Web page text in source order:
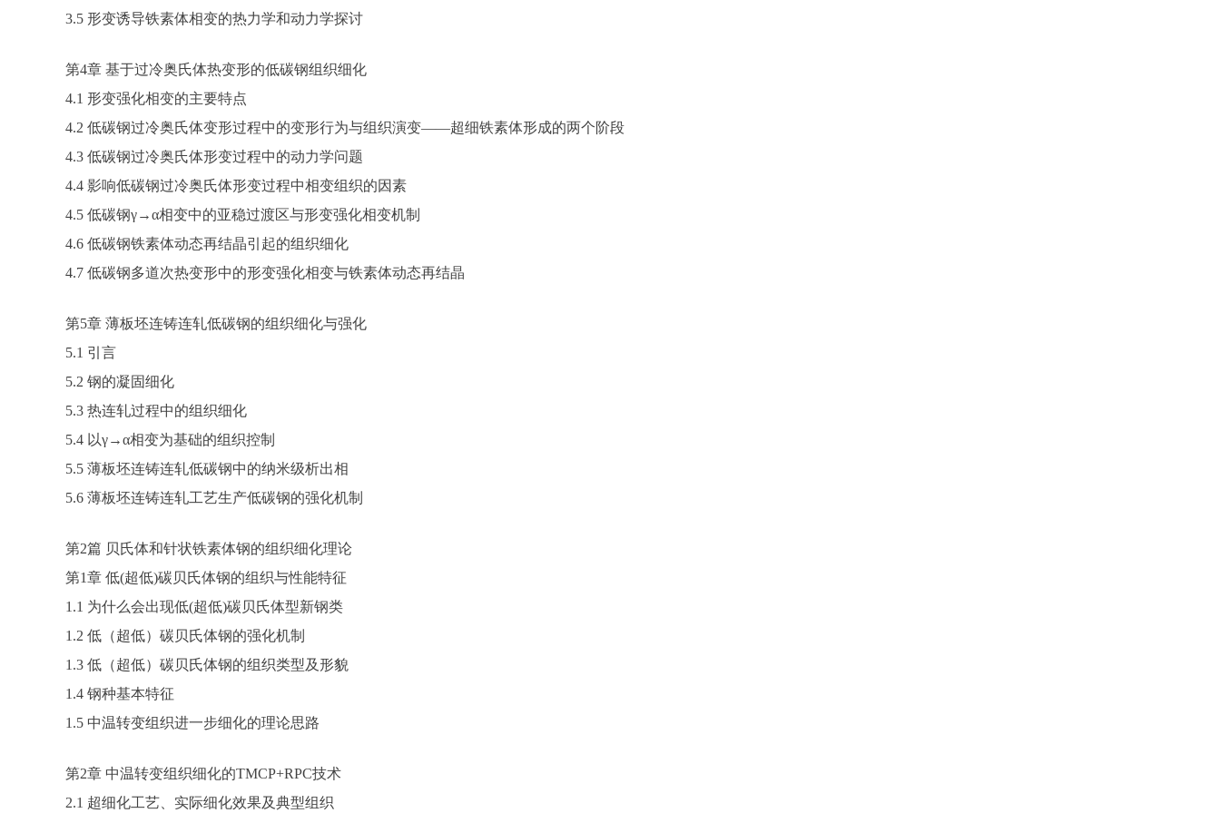
3.5 形变诱导铁素体相变的热力学和动力学探讨
第4章 基于过冷奥氏体热变形的低碳钢组织细化
4.1 形变强化相变的主要特点
4.2 低碳钢过冷奥氏体变形过程中的变形行为与组织演变——超细铁素体形成的两个阶段
4.3 低碳钢过冷奥氏体形变过程中的动力学问题
4.4 影响低碳钢过冷奥氏体形变过程中相变组织的因素
4.5 低碳钢γ→α相变中的亚稳过渡区与形变强化相变机制
4.6 低碳钢铁素体动态再结晶引起的组织细化
4.7 低碳钢多道次热变形中的形变强化相变与铁素体动态再结晶
第5章 薄板坯连铸连轧低碳钢的组织细化与强化
5.1 引言
5.2 钢的凝固细化
5.3 热连轧过程中的组织细化
5.4 以γ→α相变为基础的组织控制
5.5 薄板坯连铸连轧低碳钢中的纳米级析出相
5.6 薄板坯连铸连轧工艺生产低碳钢的强化机制
第2篇 贝氏体和针状铁素体钢的组织细化理论
第1章 低(超低)碳贝氏体钢的组织与性能特征
1.1 为什么会出现低(超低)碳贝氏体型新钢类
1.2 低（超低）碳贝氏体钢的强化机制
1.3 低（超低）碳贝氏体钢的组织类型及形貌
1.4 钢种基本特征
1.5 中温转变组织进一步细化的理论思路
第2章 中温转变组织细化的TMCP+RPC技术
2.1 超细化工艺、实际细化效果及典型组织